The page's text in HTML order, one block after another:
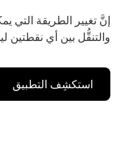
إنَّ تغيير الطريقة التي
والتنقُّل بين أي نقطتين
استكشِف التطبيق